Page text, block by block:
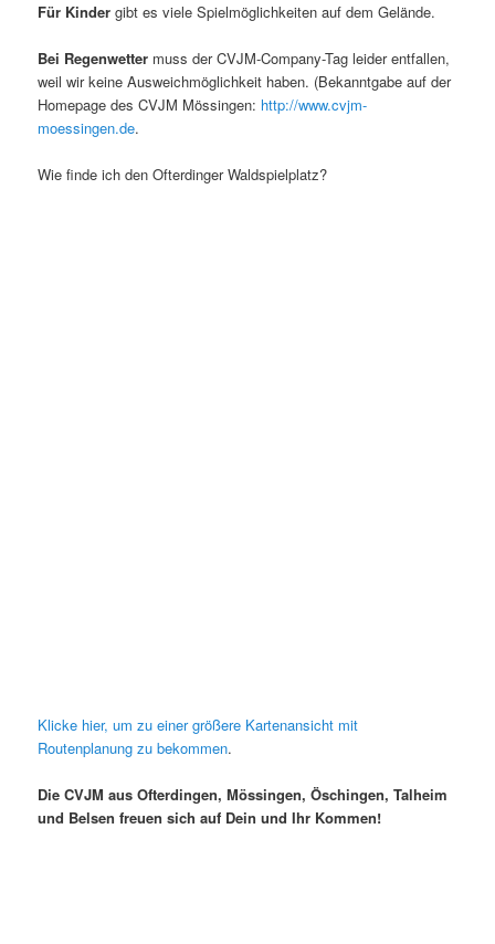
Für Kinder gibt es viele Spielmöglichkeiten auf dem Gelände.
Bei Regenwetter muss der CVJM-Company-Tag leider entfallen,
weil wir keine Ausweichmöglichkeit haben. (Bekanntgabe auf der
Homepage des CVJM Mössingen: http://www.cvjm-
moessingen.de.
Wie finde ich den Ofterdinger Waldspielplatz?
Klicke hier, um zu einer größere Kartenansicht mit
Routenplanung zu bekommen.
Die CVJM aus Ofterdingen, Mössingen, Öschingen, Talheim
und Belsen freuen sich auf Dein und Ihr Kommen!